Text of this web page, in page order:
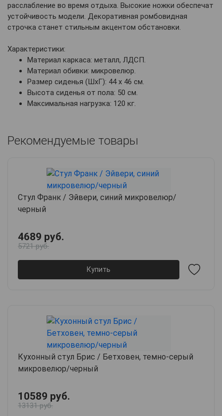
расслабление во время отдыха. Высокие ножки обеспечат
устойчивость модели. Декоративная ромбовидная
строчка станет стильным акцентом обстановки.
Характеристики:
Материал каркаса: металл, ЛДСП.
Материал обивки: микровелюр.
Размер сиденья (ШхГ): 44 х 46 см.
Высота сиденья от пола: 50 см.
Максимальная нагрузка: 120 кг.
Рекомендуемые товары
Стул Франк / Эйвери, синий микровелюр/
черный
4689 руб.
5721 руб.
Купить
Кухонный стул Брис / Бетховен, темно-серый
микровелюр/черный
10589 руб.
13131 руб.